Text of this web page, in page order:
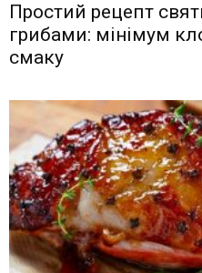
Простий рецепт
грибами: мінімум
смаку